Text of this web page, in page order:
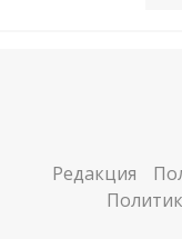
Редакция